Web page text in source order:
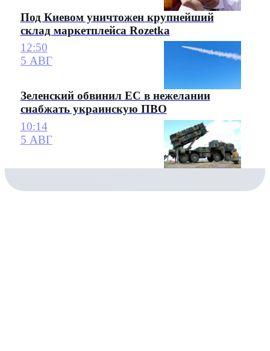
Под Киевом уничтожен крупнейший
склад маркетплейса Rozetka
12:50
5 АВГ
Зеленский обвинил ЕС в нежелании
снабжать украинскую ПВО
10:14
5 АВГ